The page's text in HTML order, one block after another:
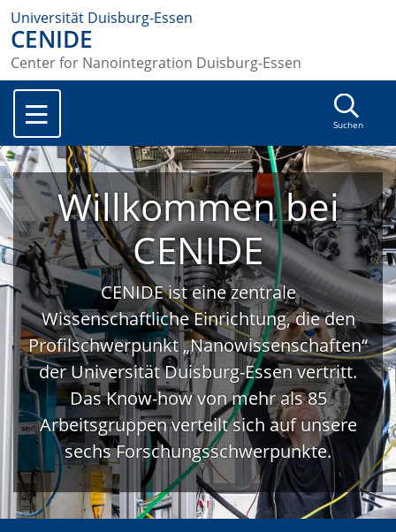
Universität Duisburg-Essen
CENIDE
Center for Nanointegration Duisburg-Essen
Suchen
Willkommen bei
CENIDE
CENIDE ist eine zentrale
Wissenschaftliche Einrichtung, die den
Profilschwerpunkt „Nanowissenschaften“
der Universität Duisburg-Essen vertritt.
Das Know-how von mehr als 85
Arbeitsgruppen verteilt sich auf unsere
sechs Forschungsschwerpunkte.